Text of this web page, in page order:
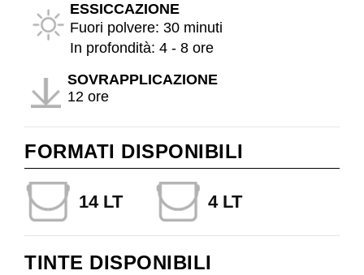
ESSICCAZIONE
Fuori polvere: 30 minuti
In profondità: 4 - 8 ore
SOVRAPPLICAZIONE
12 ore
FORMATI DISPONIBILI
14 LT 4 LT
TINTE DISPONIBILI